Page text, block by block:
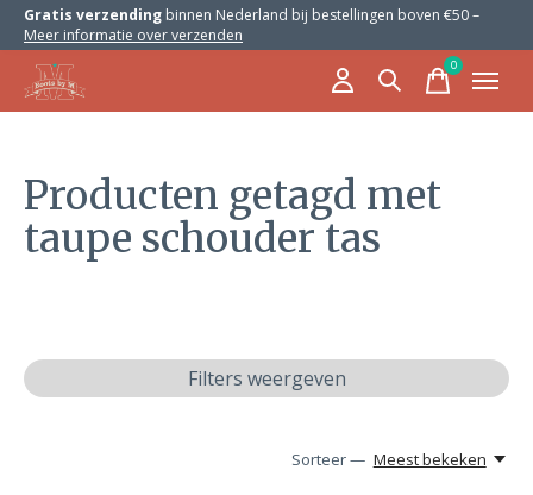
Gratis verzending binnen Nederland bij bestellingen boven €50 –
Meer informatie over verzenden
0items
Producten getagd met
taupe schouder tas
Filters weergeven
Sorteer — Meest bekeken